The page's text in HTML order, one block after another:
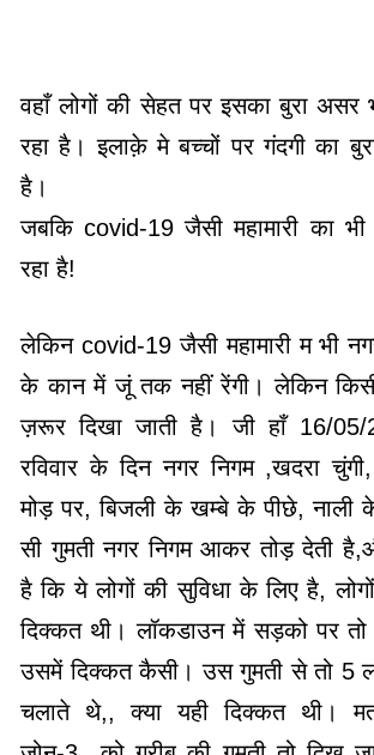
वहाँ लोगों की सेहत पर इसका बुरा असर
रहा है। इलाक़े मे बच्चों पर गंदगी का
है।
जबकि covid-19 जैसी महामारी का
रहा है!
लेकिन covid-19 जैसी महामारी म भी
के कान में जूं तक नहीं रेंगी। लेकिन
ज़रूर दिखा जाती है। जी हाँ 16/
रविवार के दिन नगर निगम ,खदरा
मोड़ पर, बिजली के खम्बे के पीछे, नाली
सी गुमती नगर निगम आकर तोड़ देती
है कि ये लोगों की सुविधा के लिए है,
दिक्कत थी। लॉकडाउन में सड़को पर तो
उसमें दिक्कत कैसी। उस गुमती से तो 5
चलाते थे,, क्या यही दिक्कत थी।